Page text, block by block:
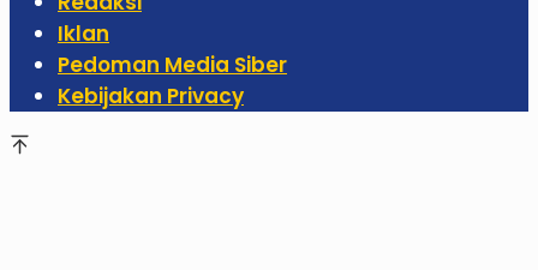
Iklan
Pedoman Media Siber
Kebijakan Privacy